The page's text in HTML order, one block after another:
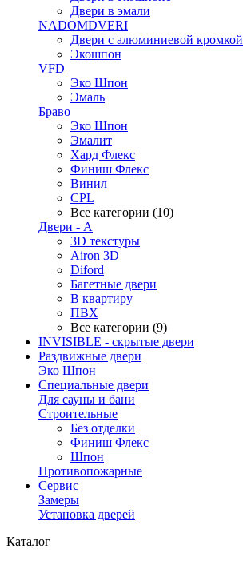
Двери в эмали
NADOMDVERI
Двери с алюминиевой кромкой
Экошпон
VFD
Эко Шпон
Эмаль
Браво
Эко Шпон
Эмалит
Хард Флекс
Финиш Флекс
Винил
CPL
Все категории (10)
Двери - А
3D текстуры
Airon 3D
Diford
Багетные двери
В квартиру
ПВХ
Все категории (9)
INVISIBLE - скрытые двери
Раздвижные двери
Эко Шпон
Специальные двери
Для сауны и бани
Строительные
Без отделки
Финиш Флекс
Шпон
Противопожарные
Сервис
Замеры
Установка дверей
Каталог